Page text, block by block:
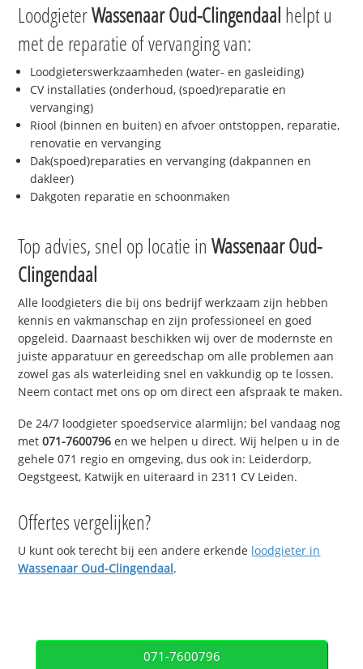
LoodgieterWassenaar Oud-Clingendaal helpt u
met de reparatie of vervanging van:
Loodgieterswerkzaamheden (water- en gasleiding)
CV installaties (onderhoud, (spoed)reparatie en
vervanging)
Riool (binnen en buiten) en afvoer ontstoppen, reparatie,
renovatie en vervanging
Dak(spoed)reparaties en vervanging (dakpannen en
dakleer)
Dakgoten reparatie en schoonmaken
Top advies, snel op locatie inWassenaar Oud-
Clingendaal
Alle loodgieters die bij ons bedrijf werkzaam zijn hebben
kennis en vakmanschap en zijn professioneel en goed
opgeleid. Daarnaast beschikken wij over de modernste en
juiste apparatuur en gereedschap om alle problemen aan
zowel gas als waterleiding snel en vakkundig op te lossen.
Neem contact met ons op om direct een afspraak te maken.
De 24/7 loodgieter spoedservice alarmlijn; bel vandaag nog
met071-7600796 en we helpen u direct. Wij helpen u in de
gehele 071 regio en omgeving, dus ook in: Leiderdorp,
Oegstgeest, Katwijk en uiteraard in 2311 CV Leiden.
Offertes vergelijken?
U kunt ook terecht bij een andere erkende loodgieter in
Wassenaar Oud-Clingendaal.
071-7600796